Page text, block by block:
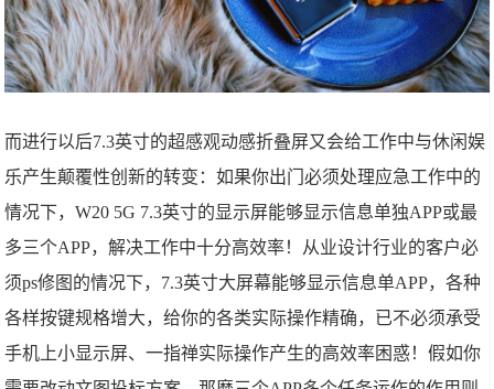
而进行以后7.3英寸的超感观动感折叠屏又会给工作中与休闲娱
乐产生颠覆性创新的转变：如果你出门必须处理应急工作中的
情况下，W20 5G 7.3英寸的显示屏能够显示信息单独APP或最
多三个APP，解决工作中十分高效率！从业设计行业的客户必
须ps修图的情况下，7.3英寸大屏幕能够显示信息单APP，各种
各样按键规格增大，给你的各类实际操作精确，已不必须承受
手机上小显示屏、一指禅实际操作产生的高效率困惑！假如你